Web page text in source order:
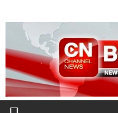
to
content